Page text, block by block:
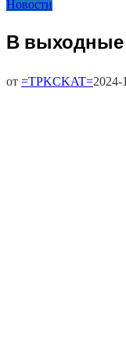
Новости
В выходные
от =TPKCKAT=2024-